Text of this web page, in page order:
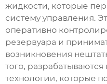
жидкости, которые
систему управления.
оперативно
резервуара и
возникновения
того,
технологии, которые